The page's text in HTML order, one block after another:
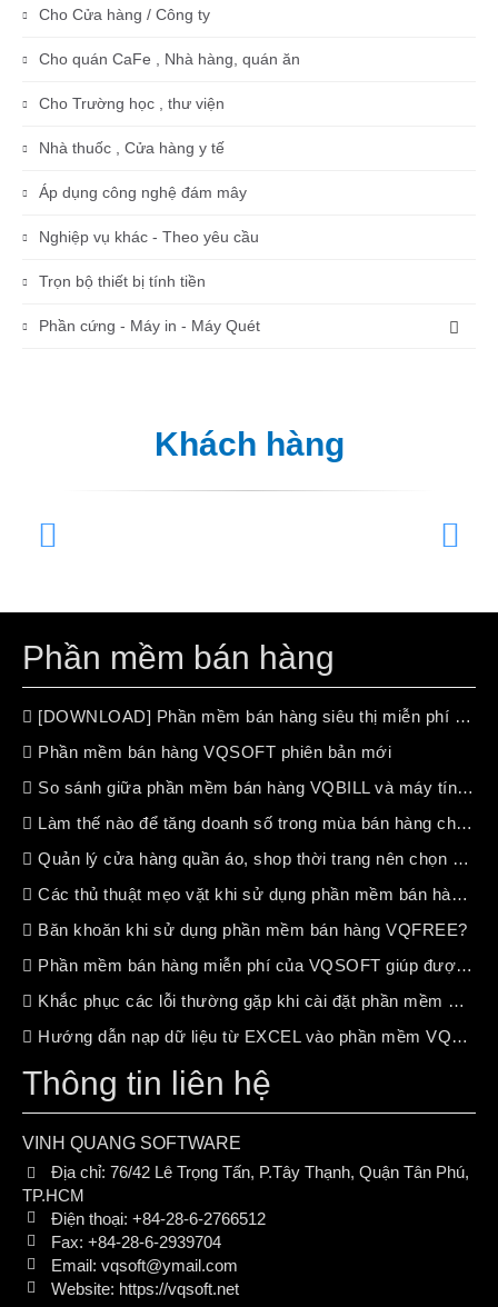
Cho Cửa hàng / Công ty
Cho quán CaFe , Nhà hàng, quán ăn
Cho Trường học , thư viện
Nhà thuốc , Cửa hàng y tế
Áp dụng công nghệ đám mây
Nghiệp vụ khác - Theo yêu cầu
Trọn bộ thiết bị tính tiền
Phần cứng - Máy in - Máy Quét
Khách hàng
Phần mềm bán hàng
[DOWNLOAD] Phần mềm bán hàng siêu thị miễn phí (free 100%)
Phần mềm bán hàng VQSOFT phiên bản mới
So sánh giữa phần mềm bán hàng VQBILL và máy tính tiền chuyên dụng
Làm thế nào để tăng doanh số trong mùa bán hàng chậm ?
Quản lý cửa hàng quần áo, shop thời trang nên chọn phần mềm bán hàng nào?
Các thủ thuật mẹo vặt khi sử dụng phần mềm bán hàng VQSOFT
Băn khoăn khi sử dụng phần mềm bán hàng VQFREE?
Phần mềm bán hàng miễn phí của VQSOFT giúp được gì cho bạn ?
Khắc phục các lỗi thường gặp khi cài đặt phần mềm VQSOFT
Hướng dẫn nạp dữ liệu từ EXCEL vào phần mềm VQSOFT
Thông tin liên hệ
VINH QUANG SOFTWARE
Địa chỉ: 76/42 Lê Trọng Tấn, P.Tây Thạnh, Quận Tân Phú,
TP.HCM
Điện thoại: +84-28-6-2766512
Fax: +84-28-6-2939704
Email: vqsoft@ymail.com
Website: https://vqsoft.net